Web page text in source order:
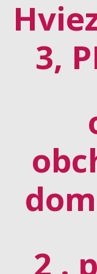
3,
2 .